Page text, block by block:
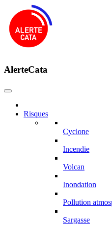
AlerteCata
Risques
Cyclone
Incendie
Volcan
Inondation
Pollution
Sargasse